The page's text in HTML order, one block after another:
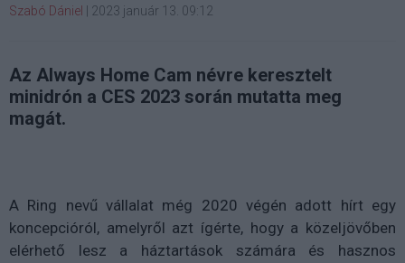
Szabó Dániel 2023 január 13. 09:12
Az Always Home Cam névre keresztelt
minidrón a CES 2023 során mutatta meg
magát.
A Ring nevű vállalat még 2020 végén adott hírt egy
koncepcióról, amelyről azt ígérte, hogy a közeljövőben
elérhető lesz a háztartások számára és hasznos